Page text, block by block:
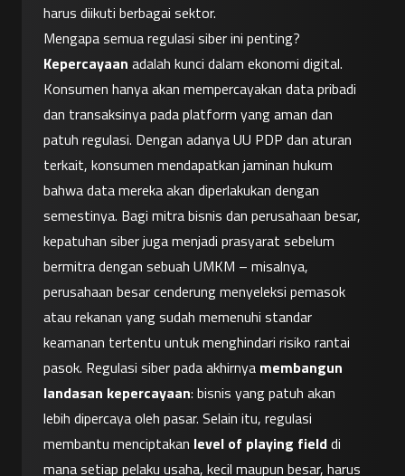
harus diikuti berbagai sektor.
Kepercayaan adalah kunci dalam ekonomi digital.
Konsumen hanya akan mempercayakan data pribadi
dan transaksinya pada platform yang aman dan
patuh regulasi. Dengan adanya UU PDP dan aturan
terkait, konsumen mendapatkan jaminan hukum
bahwa data mereka akan diperlakukan dengan
semestinya. Bagi mitra bisnis dan perusahaan besar,
kepatuhan siber juga menjadi prasyarat sebelum
bermitra dengan sebuah UMKM – misalnya,
perusahaan besar cenderung menyeleksi pemasok
atau rekanan yang sudah memenuhi standar
keamanan tertentu untuk menghindari risiko rantai
pasok. Regulasi siber pada akhirnya membangun
landasan kepercayaan: bisnis yang patuh akan
lebih dipercaya oleh pasar. Selain itu, regulasi
membantu menciptakan level of playing field di
mana setiap pelaku usaha, kecil maupun besar, harus